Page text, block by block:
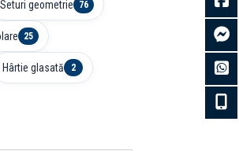
Seturi geometrie 76
25
Hârtie glasată 2